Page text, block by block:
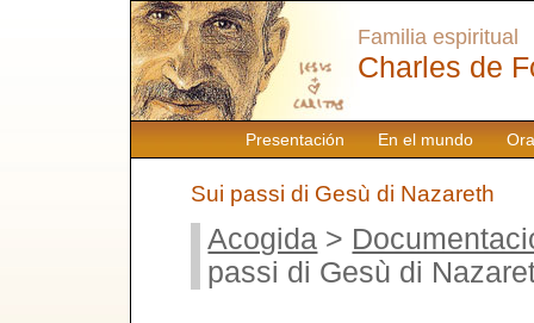
Presentación En el mundo
Familia espiritual
Charles de
Sui passi di Gesù di Nazareth
Acogida >
passi di Gesù di